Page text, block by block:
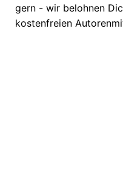
gern - wir belohnen
kostenfreien